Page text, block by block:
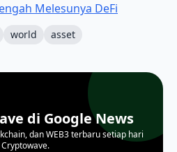
Melesunya DeFi
world asset
di Google News
dan WEB3 terbaru setiap hari